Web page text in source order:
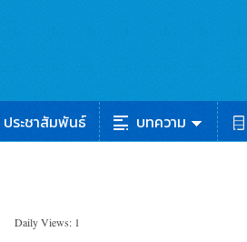
ประชาสัมพันธ์ บทความ
Daily Views: 1